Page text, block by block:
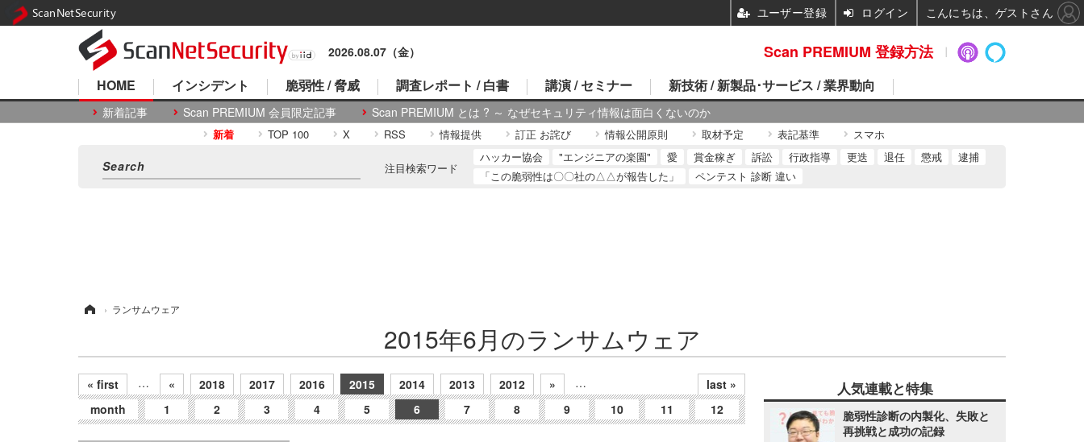
2026.08.07（金）
HOME
新着記事 Scan PREMIUM 会員限定記事 Scan PREMIUM とは ? ～ なぜセキュリティ情報は面白くないのか
インシデント 脆弱性 / 脅威 調査レポート / 白書 講演 / セミナー 新技術 / 新製品･サービス / 業界動向
新着 TOP 100 X RSS 情報提供 訂正 お詫び 情報公開原則 取材予定 表記基準 スマホ
注目検索ワード
ハッカー協会 "エンジニアの楽園" 愛 賞金稼ぎ 訴訟 行政指導 更迭 退任 懲戒
逮捕
「この脆弱性は〇〇社の△△が報告した」
ペンテスト 診断 違い
› ランサムウェア
2015年6月のランサムウェア
« first … « 2018 2017 2016 2015 2014 2013 2012 » …
last »
month
1 2 3 4 5 6 7 8 9 10 11 12
人気連載と特集
脆弱性診断の内製化、失敗と
再挑戦と成功の記録
Scan PREMIUM 登録方法
ScanNetSecurity ユーザー登録 ログイン こんにちは、ゲストさん